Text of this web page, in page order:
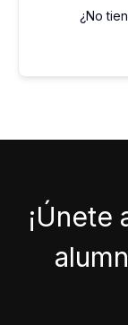
¿No
¡Únete